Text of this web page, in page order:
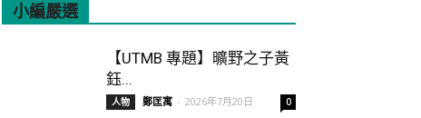
小編嚴選
【UTMB 專題】曠野之子黃
鈺...
人物 鄭匡寓 - 2026年7月20日 0